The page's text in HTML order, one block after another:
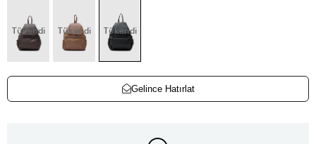
Tükendi Tükendi Tükendi
Gelince Hatırlat